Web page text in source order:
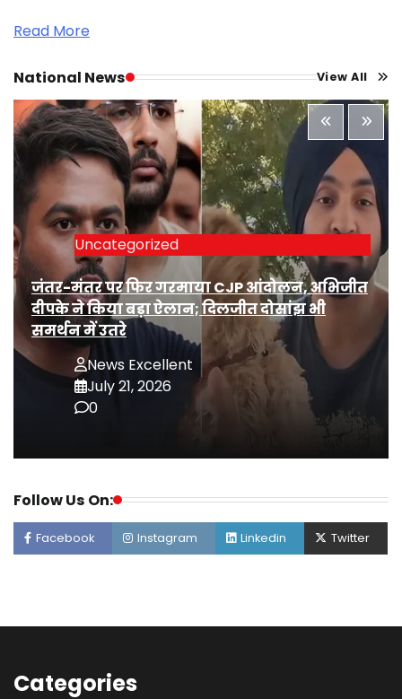
Read More
National News View All
Uncategorized
जंतर-मंतर पर फिर गरमाया CJP आंदोलन, अभिजीत
दीपके ने किया बड़ा ऐलान; दिलजीत दोसांझ भी
समर्थन में उतरे
News Excellent
July 21, 2026
0
Follow Us On:
Facebook Instagram Linkedin Twitter
Categories